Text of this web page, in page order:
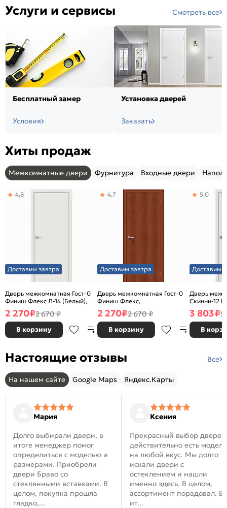
Услуги и сервисы Смотреть все
Бесплатный замер
Условия
Установка дверей
Заказать
Хиты продаж
Межкомнатные двери Фурнитура Входные двери
Доставим завтра
Дверь межкомнатная Гост-0
Финиш Флекс Л-14 (Белый),
глухая, каркасно-щитовая
4,8
2 270₽2 670 ₽
В корзину
Доставим завтра
Дверь межкомнатная Гост-0
Финиш Флекс,
Ламинированные Л-11
(ИталОрех), глухая, каркасно-
щитовая
4,7
2 270₽2 670 ₽
В корзину
Доставим
Дверь
Скинни-12
глухая,
5,0
3 803₽5
В
Настоящие отзывы Все
На нашем сайте Google Maps Яндекс.Карты
Мария
Долго выбирали двери, в
итоге менеджер помог
определиться с моделью и
размерами. Приобрели
двери Браво со
стеклянными вставками. В
целом, покупка прошла
гладко,...
Ксения
Прекрасный выбор
действительно есть модели
на любой вкус. Мы долго
искали двери с
остеклением и нашли
именно здесь. В целом,
ассортимент порадовал. В
ит...